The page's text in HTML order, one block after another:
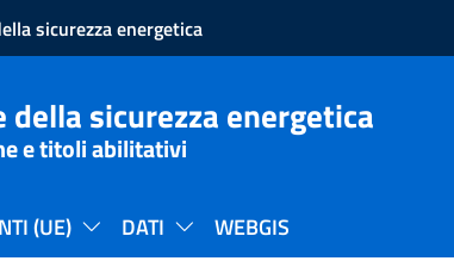
sicurezza energetica
sicurezza energetica
e titoli abilitativi
(UE) DATI WEBGIS